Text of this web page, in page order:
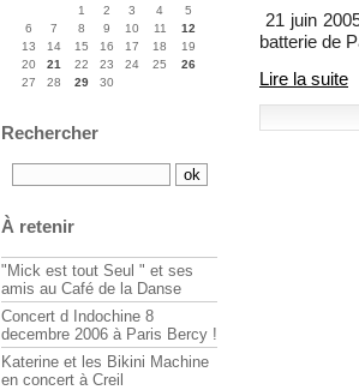
21 juin
batterie de
Lire la suite
1
2 3 4
5
6
7 8 9 10 11
12
13
14 15 16 17 18
19
20
21 22 23 24 25
26
27
28 29 30
Rechercher
À retenir
"Mick est tout Seul " et ses
amis au Café de la Danse
Concert d Indochine 8
decembre 2006 à Paris Bercy !
Katerine et les Bikini Machine
en concert à Creil